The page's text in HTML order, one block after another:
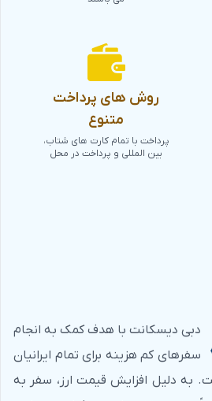
روش های پرداخت
متنوع
پرداخت با تمام کارت های شتاب،
بین المللی و پرداخت در محل
دبی دیسکانت با هدف کمک به انجام
سفرهای کم هزینه برای تمام ایرانیان
به دلیل افزایش قیمت ارز، سفر به